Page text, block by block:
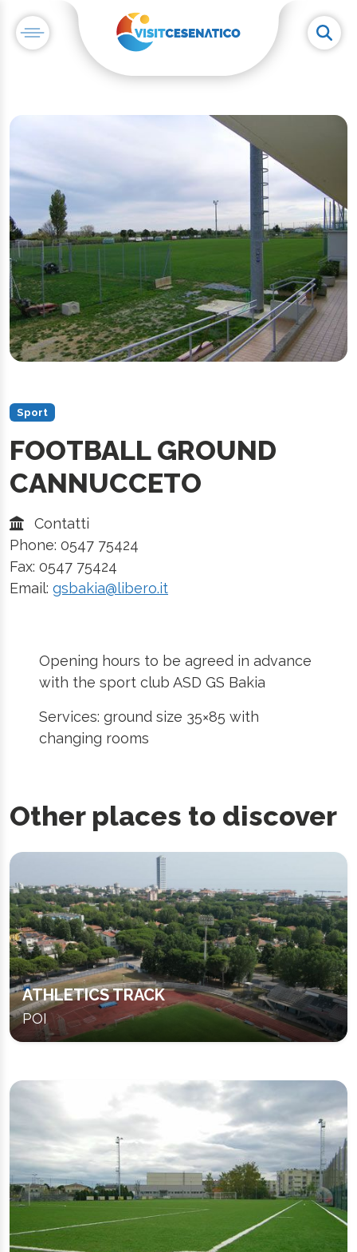
Sport
FOOTBALL GROUND
CANNUCCETO
Contatti
Phone: 0547 75424
Fax: 0547 75424
Email: gsbakia@libero.it
Opening hours to be agreed in advance
with the sport club ASD GS Bakia
Services: ground size 35×85 with
changing rooms
Other places to discover
ATHLETICS TRACK
POI